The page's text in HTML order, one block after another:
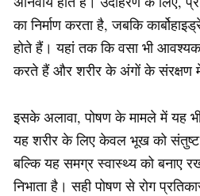
का निर्माण करता है, जबकि
होते हैं। यहां तक कि वसा भी
करते हैं और शरीर के अंगों के संरक्षण
इसके अलावा, पोषण के मामले में यह भी
यह शरीर के लिए केवल भूख को
बल्कि यह समग्र स्वास्थ्य को बनाए
निभाता है। सही पोषण से रोग